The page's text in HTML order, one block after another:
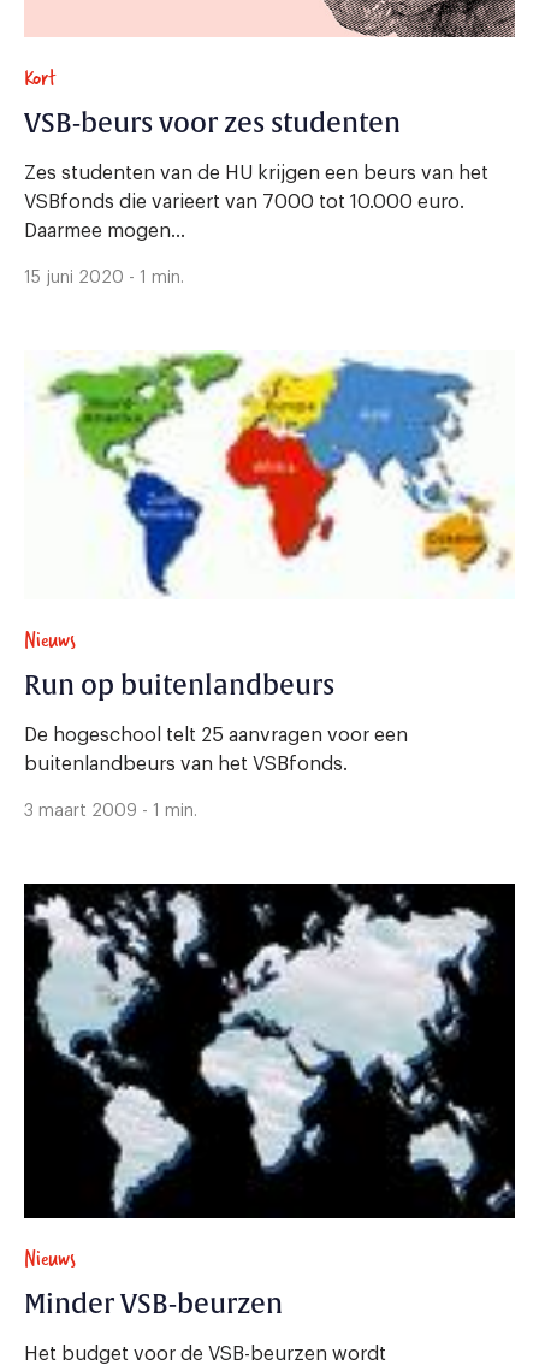
Kort
VSB-beurs voor zes studenten
Zes studenten van de HU krijgen een beurs van het
VSBfonds die varieert van 7000 tot 10.000 euro.
Daarmee mogen...
15 juni 2020 - 1 min.
Nieuws
Run op buitenlandbeurs
De hogeschool telt 25 aanvragen voor een
buitenlandbeurs van het VSBfonds.
3 maart 2009 - 1 min.
Nieuws
Minder VSB-beurzen
Het budget voor de VSB-beurzen wordt